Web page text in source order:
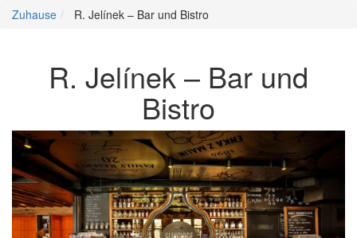
Zuhause R. Jelínek – Bar und Bistro
R. Jelínek – Bar und
Bistro